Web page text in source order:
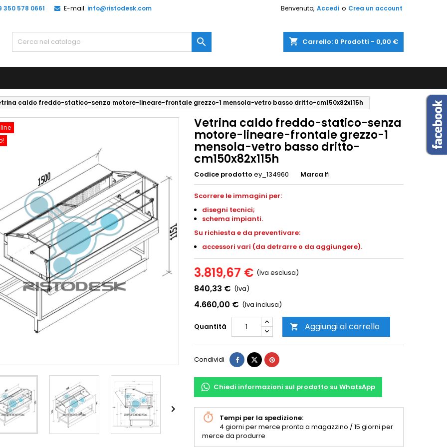
350 578 0661 E-mail: info@ristodesk.com Benvenuto, Accedi o Crea un account
shopping_cart Carrello: 0 Prodotti - 0,00 €

caldo freddo-statico-senza motore-lineare-frontale grezzo-1 mensola-vetro basso dritto-cm150x82x115h

Vetrina caldo freddo-statico-senza
motore-lineare-frontale grezzo-1
mensola-vetro basso dritto-
cm150x82x115h
Codice prodotto ey_134960 Marca Ifi
Scorrere le immagini per:
disegni tecnici;
schema impianti.
Su richiesta e da preventivare:
accessori vari (da detrarre o da aggiungere).
3.819,67 € (Iva esclusa)
840,33 € (Iva)
4.660,00 € (Iva inclusa)
Quantità  Aggiungi al carrello
Condividi
Chiedi informazioni sul prodotto su WhatsApp
Tempi per la spedizione:
4 giorni per merce pronta a magazzino / 15 giorni per
merce da produrre